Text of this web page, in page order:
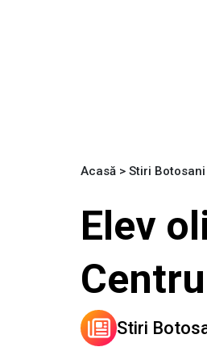
Acasă > Stiri Botosani
Elev
Stiri